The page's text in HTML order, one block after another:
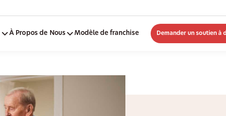
À Propos de Nous Modèle de franchise Demander un soutien à